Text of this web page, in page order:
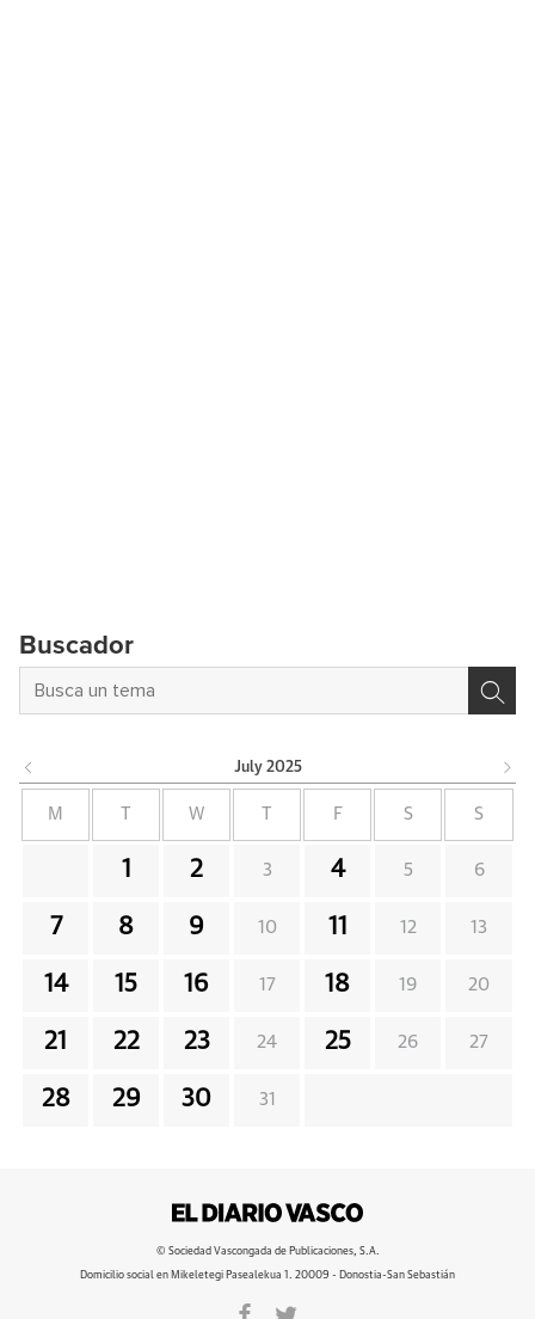
Buscador
July 2025
M W F S S
1 2 3 4 5 6
7 8 9 10 11 12 13
14 15 16 17 18 19 20
21 22 23 24 25 26 27
28 29 30 31
© Sociedad Vascongada de Publicaciones, S.A.
Domicilio social en Mikeletegi Pasealekua 1. 20009 - Donostia-San Sebastián